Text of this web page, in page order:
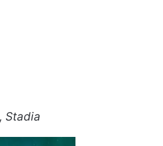
Stadia